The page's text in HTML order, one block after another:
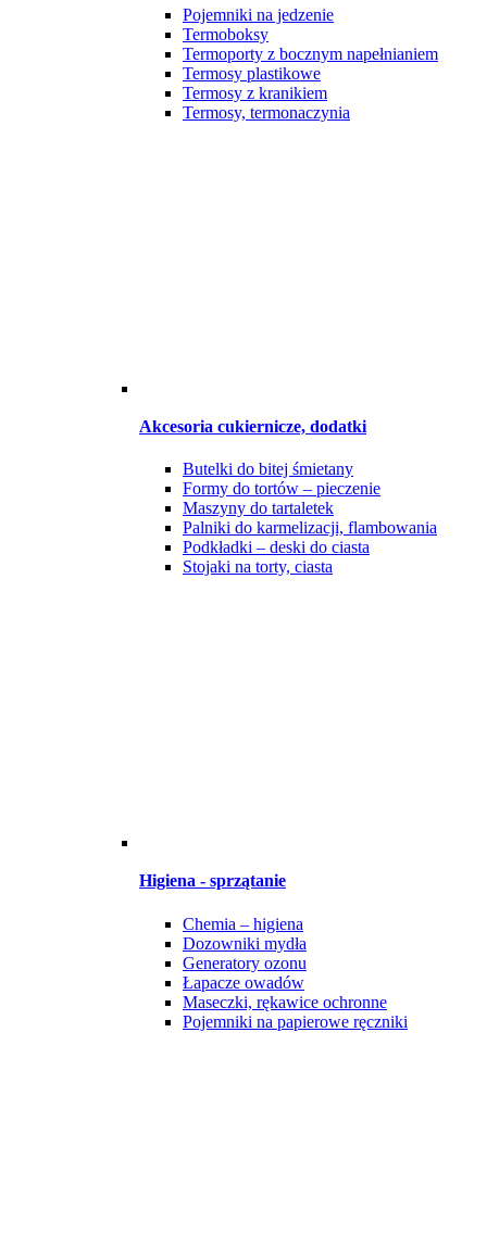
Pojemniki na jedzenie
Termoboksy
Termoporty z bocznym napełnianiem
Termosy plastikowe
Termosy z kranikiem
Termosy, termonaczynia
Akcesoria cukiernicze, dodatki
Butelki do bitej śmietany
Formy do tortów – pieczenie
Maszyny do tartaletek
Palniki do karmelizacji, flambowania
Podkładki – deski do ciasta
Stojaki na torty, ciasta
Higiena - sprzątanie
Chemia – higiena
Dozowniki mydła
Generatory ozonu
Łapacze owadów
Maseczki, rękawice ochronne
Pojemniki na papierowe ręczniki